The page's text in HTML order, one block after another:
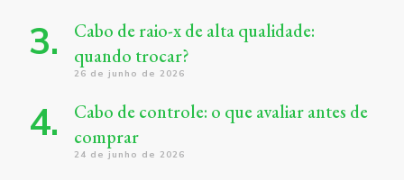
Cabo de raio-x de alta qualidade:
quando trocar?
26 de junho de 2026
Cabo de controle: o que avaliar antes de
comprar
24 de junho de 2026